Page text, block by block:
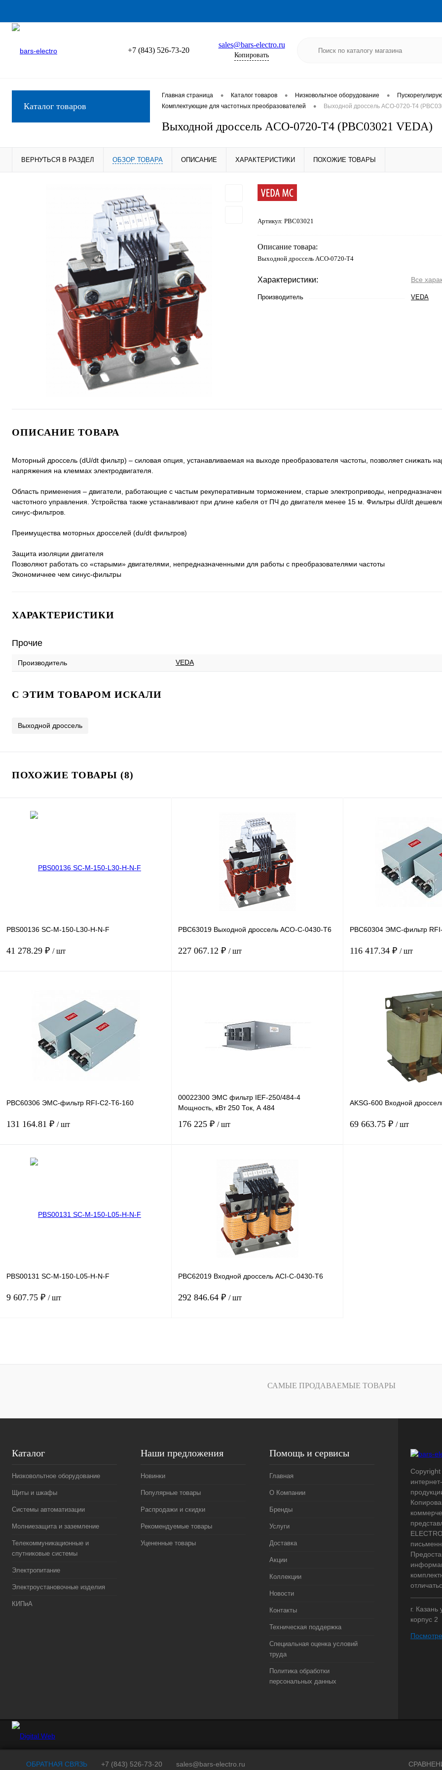
+7 (843) 526-73-20
sales@bars-electro.ru
Копировать
Каталог товаров
Главная страница • Каталог товаров • Низковольтное оборудование •
Комплектующие для частотных преобразователей • Выходной дроссель ACO-0720-T4
Выходной дроссель ACO-0720-T4 (PBC03021 VEDA)
ВЕРНУТЬСЯ В РАЗДЕЛ ОБЗОР ТОВАРА ОПИСАНИЕ ХАРАКТЕРИСТИКИ ПОХОЖИЕ ТОВАРЫ
Артикул: PBC03021
Описание товара:
Выходной дроссель ACO-0720-T4
Характеристики: Все
Производитель VEDA
ОПИСАНИЕ ТОВАРА
Моторный дроссель (dU/dt фильтр) – силовая опция, устанавливаемая на выходе преобразователя частоты, позволяет снижать
напряжения на клеммах электродвигателя.
Область применения – двигатели, работающие с частым рекуперативным торможением, старые электроприводы,
частотного управления. Устройства также устанавливают при длине кабеля от ПЧ до двигателя менее 15 м. Фильтры dU/dt
синус-фильтров.
Преимущества моторных дросселей (du/dt фильтров)
Защита изоляции двигателя
Позволяют работать со «старыми» двигателями, непредназначенными для работы с преобразователями частоты
Экономичнее чем синус-фильтры
ХАРАКТЕРИСТИКИ
Прочие
Производитель VEDA
C ЭТИМ ТОВАРОМ ИСКАЛИ
Выходной дроссель
ПОХОЖИЕ ТОВАРЫ (8)
PBS00136 SC-M-150-L30-H-N-F
41 278.29 ₽ / шт
Купить в 1 клик Сравнение
В избранное Под заказ
PBC63019 Выходной дроссель ACO-C-0430-T6
227 067.12 ₽ / шт
Под заказ
PBC60304 ЭМС-фильтр
116 417.34 ₽ / шт
Купить в 1 клик
PBC60306 ЭМС-фильтр RFI-C2-T6-160
131 164.81 ₽ / шт
00022300 ЭМС фильтр IEF-250/484-4
Мощность, кВт 250 Ток, А 484
176 225 ₽ / шт
В корзину
Купить в 1 клик Сравнение
Под заказ
AKSG-600 Входной
69 663.75 ₽ / шт
PBS00131 SC-M-150-L05-H-N-F
9 607.75 ₽ / шт
Купить в 1 клик Сравнение
PBC62019 Входной дроссель ACI-C-0430-T6
292 846.64 ₽ / шт
Купить в 1 клик Сравнение
САМЫЕ ПРОДАВАЕМЫЕ ТОВАРЫ
Каталог
Низковольтное оборудование
Щиты и шкафы
Системы автоматизации
Молниезащита и заземление
Телекоммуникационные и
спутниковые системы
Электропитание
Электроустановочные изделия
КИПиА
Наши предложения
Новинки
Популярные товары
Распродажи и скидки
Рекомендуемые товары
Уцененные товары
Помощь и сервисы
Главная
О Компании
Бренды
Услуги
Доставка
Акции
Коллекции
Новости
Контакты
Техническая поддержка
Специальная оценка условий
труда
Политика обработки
персональных данных
г.
корпус 2
ОБРАТНАЯ СВЯЗЬ +7 (843) 526-73-20 sales@bars-electro.ru